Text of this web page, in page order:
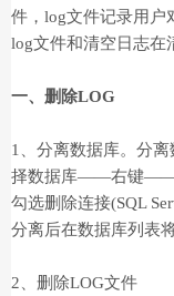
件，log文件记录用户
log文件和清空日志在
一、删除LOG
1、分离数据库。分
择数据库——右键——
勾选删除连接(SQL
分离后在数据库列表
2、删除LOG文件